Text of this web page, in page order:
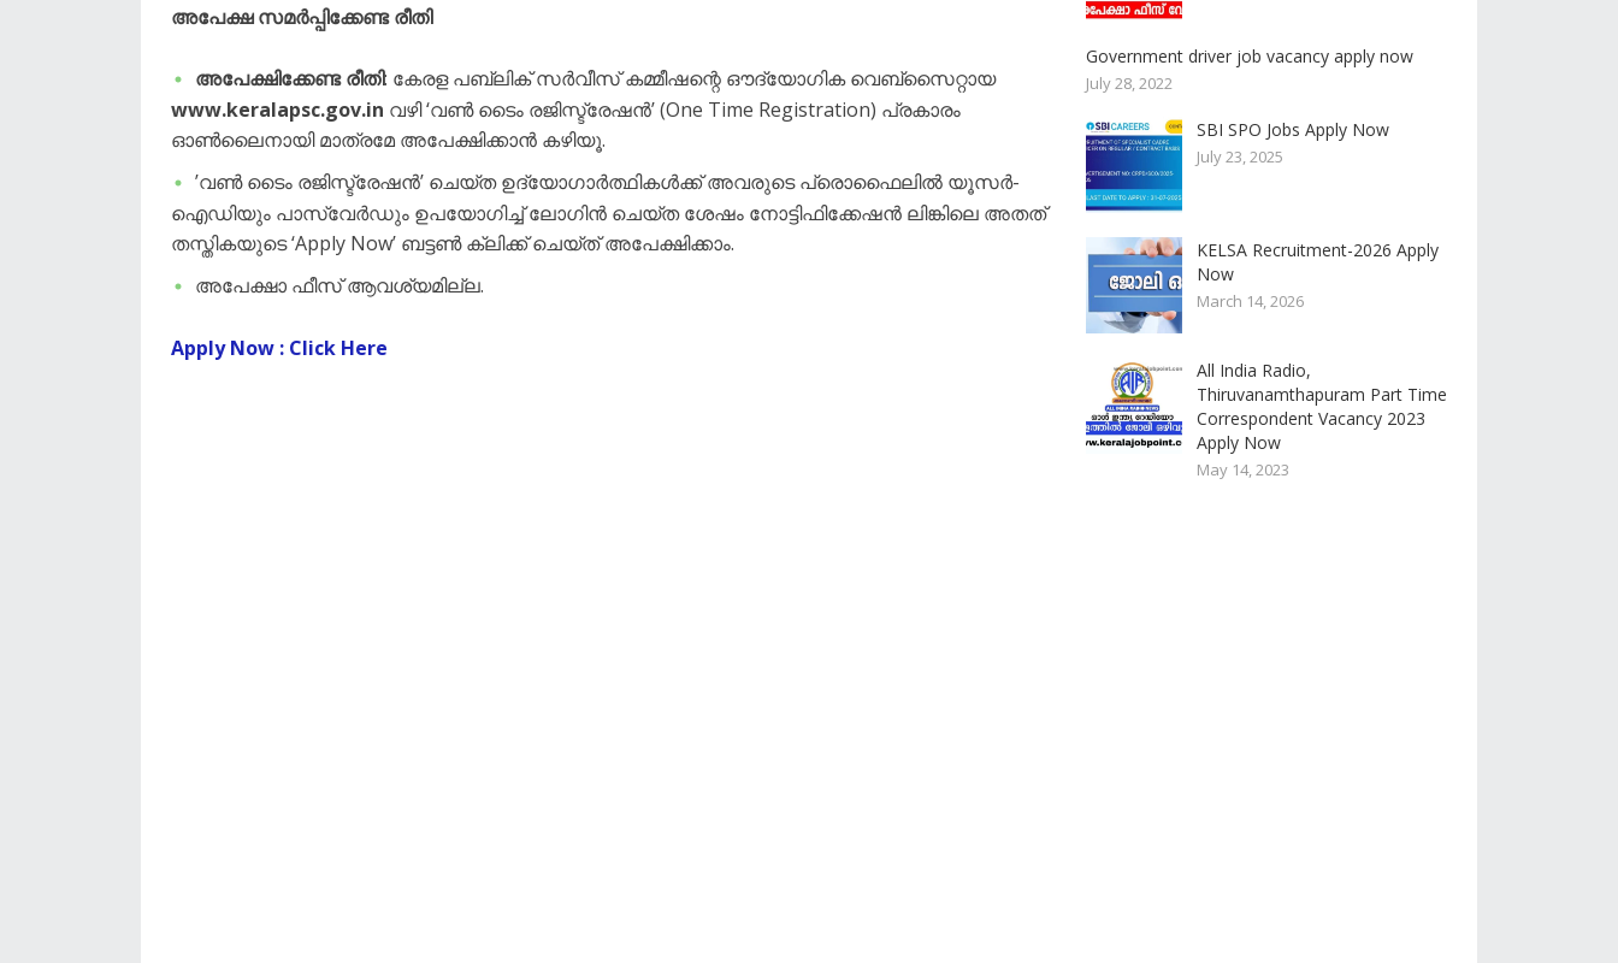
അപേക്ഷ സമർപ്പിക്കേണ്ട രീതി
അപേക്ഷിക്കേണ്ട രീതി: കേരള പബ്ലിക് സർവീസ് കമ്മീഷന്റെ ഔദ്യോഗിക വെബ്സൈറ്റായ
www.keralapsc.gov.in വഴി ‘വൺ ടൈം രജിസ്ട്രേഷൻ’ (One Time Registration) പ്രകാരം
ഓൺലൈനായി മാത്രമേ അപേക്ഷിക്കാൻ കഴിയൂ.
​’വൺ ടൈം രജിസ്ട്രേഷൻ’ ചെയ്ത ഉദ്യോഗാർത്ഥികൾക്ക് അവരുടെ പ്രൊഫൈലിൽ യൂസർ-
ഐഡിയും പാസ്‌വേർഡും ഉപയോഗിച്ച് ലോഗിൻ ചെയ്ത ശേഷം നോട്ടിഫിക്കേഷൻ ലിങ്കിലെ അതത്
തസ്തികയുടെ ‘Apply Now’ ബട്ടൺ ക്ലിക്ക് ചെയ്ത് അപേക്ഷിക്കാം.
​അപേക്ഷാ ഫീസ് ആവശ്യമില്ല.
Apply Now : Click Here
Government driver job vacancy apply now
July 28, 2022
SBI SPO Jobs Apply Now
July 23, 2025
KELSA Recruitment-2026 Apply
Now
March 14, 2026
All India Radio,
Thiruvanamthapuram Part Time
Correspondent Vacancy 2023
Apply Now
May 14, 2023